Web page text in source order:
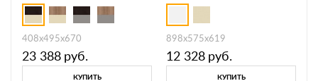
408х495х670
23 388 руб.
КУПИТЬ
898х575х619
12 328 руб.
КУПИТЬ